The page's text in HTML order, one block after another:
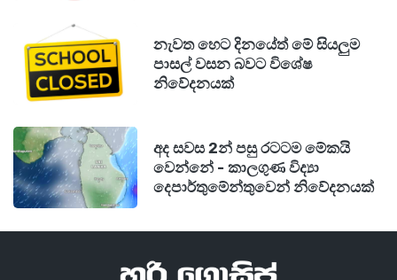
නැවත හෙට දිනයේත් මේ සියලුම
පාසල් වසන බවට විශේෂ
නිවේදනයක්
අද සවස 2න් පසු රටටම මේකයි
වෙන්නේ - කාලගුණ විද්‍යා
දෙපාර්තුමේන්තුවෙන් නිවේදනයක්